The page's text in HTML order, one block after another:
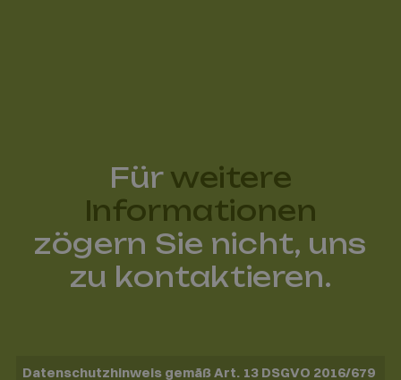
Für weitere
Informationen
zögern Sie nicht, uns
zu kontaktieren.
Datenschutzhinweis gemäß Art. 13 DSGVO 2016/679